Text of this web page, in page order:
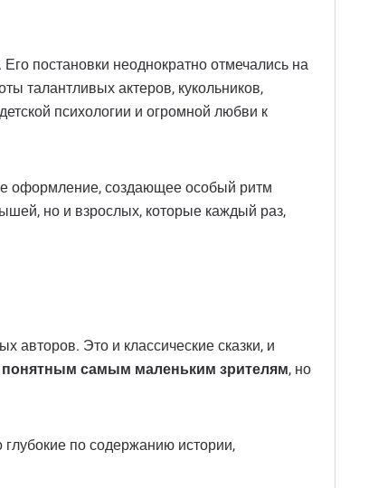
. Его постановки неоднократно отмечались на
талантливых актеров, кукольников,
психологии и огромной любви к
оформление, создающее особый ритм
но и взрослых, которые каждый раз,
авторов. Это и классические сказки, и
понятным самым маленьким зрителям, но
по содержанию истории,